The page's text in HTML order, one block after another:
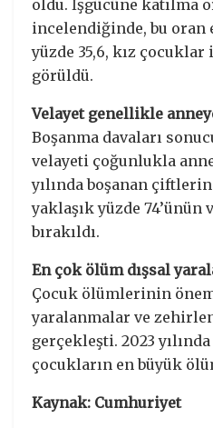
oldu. İşgücüne katılma
incelendiğinde, bu
yüzde 35,6, kız çocuklar
görüldü.
Velayet genellikle
Boşanma davaları
velayeti çoğunlukla
yılında boşanan
yaklaşık yüzde 74’ünün
bırakıldı.
En çok ölüm dışsal
Çocuk ölümlerinin
yaralanmalar ve
gerçekleşti. 2023
çocukların en büyük
Kaynak: Cumhuriyet